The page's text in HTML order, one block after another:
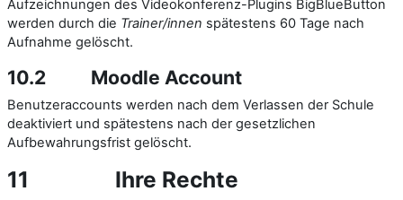
Aufzeichnungen des Videokonferenz-Plugins BigBlueButton
werden durch die Trainer/innen spätestens 60 Tage nach
Aufnahme gelöscht.
10.2 Moodle Account
Benutzeraccounts werden nach dem Verlassen der Schule
deaktiviert und spätestens nach der gesetzlichen
Aufbewahrungsfrist gelöscht.
11 Ihre Rechte